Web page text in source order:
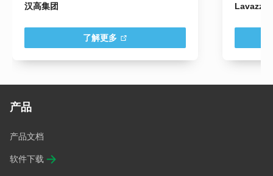
汉高集团
了解更多
Lavazza
产品
产品文档
软件下载